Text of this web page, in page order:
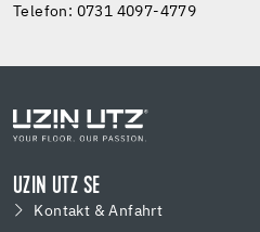
Telefon: 0731 4097-4779
UZIN UTZ SE
Kontakt & Anfahrt